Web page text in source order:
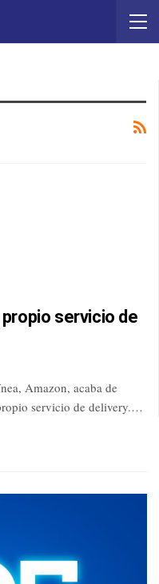
servicio de
Amazon, acaba de
servicio de delivery.…